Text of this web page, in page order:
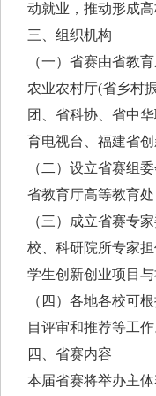
动就业，推动形成
三、组织机构
（一）省赛由省教
农业农村厅(省乡村
团、省科协、省中
育电视台、福建省
（二）设立省赛组
省教育厅高等教育
（三）成立省赛专
校、科研院所专家
学生创新创业项目与
（四）各地各校可
目评审和推荐等工作
四、省赛内容
本届省赛将举办主